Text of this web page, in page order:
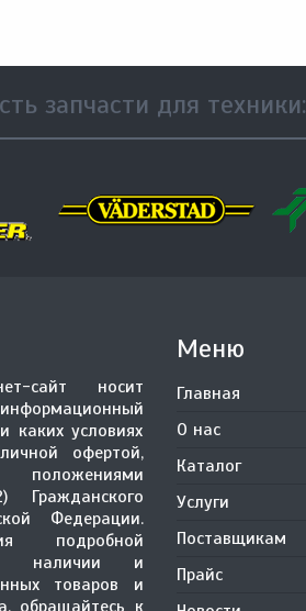
запчасти для техники:
сайт носит
каких условиях
офертой,
положениями
Федерации.
подробной
наличии и
товаров и
обращайтесь к
Меню
Главная
О нас
Каталог
Услуги
Поставщикам
Прайс